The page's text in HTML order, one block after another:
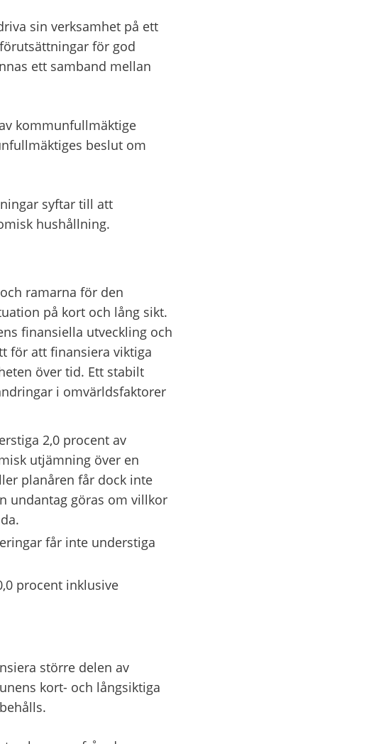
sin verksamhet på ett
för god
ett samband mellan
kommunfullmäktige
beslut om
syftar till att
hushållning.
ramarna för den
på kort och lång sikt.
finansiella utveckling och
för att finansiera viktiga
över tid. Ett stabilt
i omvärldsfaktorer
2,0 procent av
utjämning över en
planåren får dock inte
undantag göras om villkor
får inte understiga
procent inklusive
större delen av
kort- och långsiktiga